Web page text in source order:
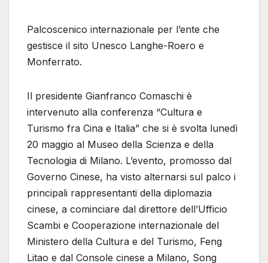
Palcoscenico internazionale per l’ente che
gestisce il sito Unesco Langhe-Roero e
Monferrato.
Il presidente Gianfranco Comaschi è
intervenuto alla conferenza “Cultura e
Turismo fra Cina e Italia” che si è svolta lunedì
20 maggio al Museo della Scienza e della
Tecnologia di Milano. L’evento, promosso dal
Governo Cinese, ha visto alternarsi sul palco i
principali rappresentanti della diplomazia
cinese, a cominciare dal direttore dell’Ufficio
Scambi e Cooperazione internazionale del
Ministero della Cultura e del Turismo, Feng
Litao e dal Console cinese a Milano, Song